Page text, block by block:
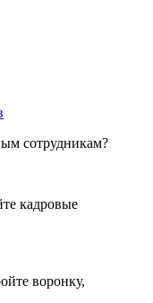
сотрудникам?
кадровые
воронку,